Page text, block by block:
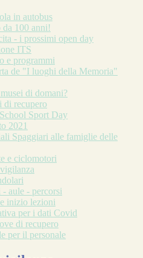
in autobus
da 100 anni!
- i prossimi open day
ITS
e programmi
de "I luoghi della Memoria"
di domani?
di recupero
Sport Day
2021
Spaggiari alle famiglie delle
e ciclomotori
aule - percorsi
inizio lezioni
per i dati Covid
di recupero
per il personale